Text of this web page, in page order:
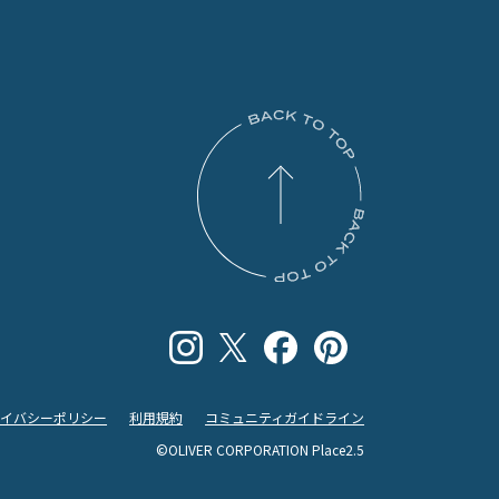
バシーポリシー 利用規約
コミュニティガイドライン
©OLIVER CORPORATION Place2.5